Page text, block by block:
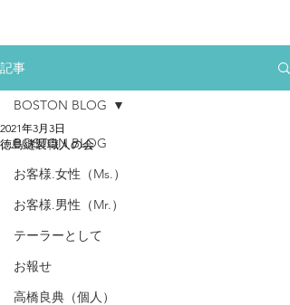
記事
BOSTON BLOG
お客様.女性（Ms.）
お客様.男性（Mr.）
テーラーとして
お報せ
高橋良典（個人）
BOSTON BLOG
徳島縫製職人の会
2021年3月3日